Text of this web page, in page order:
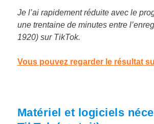
Je l’ai rapidement réduite avec le
une trentaine de minutes entre
1920) sur TikTok.
Vous pouvez regarder le résultat
Matériel et logiciels